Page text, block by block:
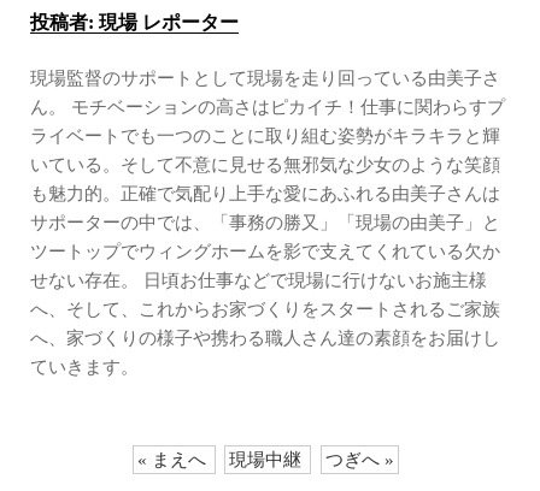
投稿者: 現場 レポーター
現場監督のサポートとして現場を走り回っている由美子さ
ん。 モチベーションの高さはピカイチ！仕事に関わらすプ
ライベートでも一つのことに取り組む姿勢がキラキラと輝
いている。そして不意に見せる無邪気な少女のような笑顔
も魅力的。正確で気配り上手な愛にあふれる由美子さんは
サポーターの中では、「事務の勝又」「現場の由美子」と
ツートップでウィングホームを影で支えてくれている欠か
せない存在。 日頃お仕事などで現場に行けないお施主様
へ、そして、これからお家づくりをスタートされるご家族
へ、家づくりの様子や携わる職人さん達の素顔をお届けし
ていきます。
« まえへ 現場中継 つぎへ »